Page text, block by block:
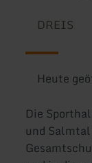
DREIS
Heute
Die
und